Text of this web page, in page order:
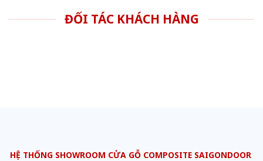
ĐỐI TÁC KHÁCH HÀNG
HỆ THỐNG SHOWROOM CỬA GỖ COMPOSITE SAIGONDOOR